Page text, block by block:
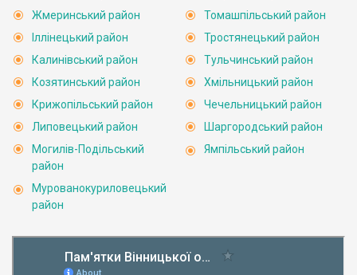
Жмеринський район
Іллінецький район
Калинівський район
Козятинський район
Крижопільський район
Липовецький район
Могилів-Подільський
район
Мурованокуриловецький
район
Томашпільський район
Тростянецький район
Тульчинський район
Хмільницький район
Чечельницький район
Шаргородський район
Ямпільський район